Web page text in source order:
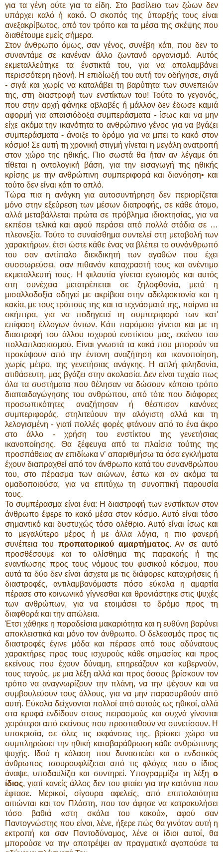
για τα γένη ούτε για τα είδη. Στο βασίλειο των ζώων δεν
υπάρχει καλό ή κακό. Ο σκοπός της ύπαρξής τους είναι
ανεξακρίβωτος, από τον τρόπο και τα μέσα της σκέψης που
διαθέτουμε εμείς σήμερα.
Στον άνθρωπο όμως, σαν γένος, συνέβη κάτι, που δεν το
συναντάμε σε κανέναν άλλο ζωντανό οργανισμό. Αυτός
εκμεταλλεύτηκε τα ένστικτά του, για να απολαμβάνει
περισσότερη ηδονή. Η επιδίωξή του αυτή τον οδήγησε, σιγά
- σιγά και χωρίς να καταλάβει τη βαρύτητα των συνεπειών
της, στη διαστροφή των ενστίκτων του! Τούτο το γεγονός,
που στην αρχή φάνηκε αβλαβές ή μάλλον δεν έδωσε καμιά
αφορμή για απαισιόδοξα συμπεράσματα - ίσως και να μην
είχε ακόμα την ικανότητα το ανθρώπινο γένος για να βγάζει
συμπεράσματα - άνοιξε το δρόμο για να μπει το κακό στον
κόσμο! Σε αυτή τη χρονική στιγμή γίνεται η μεγάλη ανατροπή
στον χώρο της ηθικής. Πιο σωστά θα ήταν αν λέγαμε ότι
τίθεται η οντολογική βάση, για την εισαγωγή της ηθικής
κρίσης με την ανθρώπινη συμπεριφορά και διανόηση• και
τούτο δεν είναι κάτι το απλό.
Τώρα πια η ανάγκη για αυτοσυντήρηση δεν περιορίζεται
μόνο στην εξεύρεση των μέσων διατροφής, σε κάθε άτομο,
αλλά μεταβάλλεται πρώτα σε πρόβλημα ιδιοκτησίας, για να
εκπέσει τελικά και αφού περάσει από πολλά στάδια σε …
πλεονεξία. Τούτο το συναίσθημα συντελεί στη μεταβολή των
χαρακτήρων, έτσι ώστε κάθε ένας να βλέπει το συνάνθρωπό
του σαν αντίπαλο διεκδικητή των αγαθών που έχει
συσσωρεύσει, σαν πιθανόν καταχραστή τους και ανέντιμο
εκμεταλλευτή τους. Η φιλαυτία γίνεται εγωισμός και αυτός
στη συνέχεια μετατρέπεται σε ζηλοφθονία, μετά η
μισαλλοδοξία οδηγεί με ακρίβεια στην αδελφοκτονία και η
κακία, με τους τρόπους της και τα τεχνάσματά της, παίρνει τα
σκήπτρα, για να ποδηγετεί τη συμπεριφορά των κατ'
επίφαση έλλογων όντων. Κάτι παρόμοιο γίνεται και με τη
διαστροφή του άλλου ισχυρού ενστίκτου μας, εκείνου του
πολλαπλασιασμού. Είναι γνωστά τα κακά που μπορούν να
προκύψουν από την έντονη αναζήτηση και ικανοποίηση,
χωρίς μέτρο, της γενετήσιας ανάγκης. Η απλή φιληδονία,
ατιθάσευτη, μας βγάζει στην ακολασία. Δεν είναι τυχαίο πως
όλα τα συστήματα που θέλησαν να δώσουν κάποιο τρόπο
διαπαιδαγώγησης του ανθρώπου, από τότε που διάφορες
προσωπικότητες αναζήτησαν ή θέσπισαν κανόνες
συμπεριφοράς, στηλιτεύουν την αλόγιστη αλλά και τη
λελογισμένη - γιατί πολλές φορές φτάνουν από το ένα άκρο
στο άλλο - χρήση του ενστίκτου της γενετήσιας
ικανοποίησης. Θα ξέφευγα από τα πλαίσια τούτης της
προσπάθειας αν επιδίωκα ν’ απαριθμήσω τα όσα εγκλήματα
έχουν διαπραχθεί από τον άνθρωπο κατά του συνανθρώπου
του, στο πέρασμα των αιώνων, έστω και αν ακόμα τα
ομαδοποιούσα, για να επιτύχω τη συνοπτική παρουσία
τους.
Το συμπέρασμα είναι ένα: Η διαστροφή των ενστίκτων στον
άνθρωπο έφερε το κακό μέσα στον κόσμο. Αυτό είναι τόσο
σημαντικό και δυστυχώς τόσο ολέθριο. Αυτό είναι ίσως και
το μεγαλύτερο μέρος ή με άλλα λόγια, η πιο φανερή
συνέπεια του προπατορικού αμαρτήματος. Αν σε αυτό
προσθέσουμε και το ολίσθημα της παρακοής ή της
εναντίωσης προς τους νόμους του φυσικού κόσμου, που
αυτά τα δύο δεν είναι άσχετα με τις διάφορες καταχρήσεις ή
διαστροφές, αντιλαμβανόμαστε πόσο εύκολα η αμαρτία
πέρασε στο κοινωνικό γίγνεσθαι και θρονιάστηκε στις ψυχές
των ανθρώπων, για να ετοιμάσει το δρόμο προς τη
διαφθορά και την απώλεια.
Έτσι χάθηκε η παραδείσια μακαριότητα και η ευθύνη βαρύνει
αποκλειστικά και μόνο τον άνθρωπο. Ο δελεασμός προς τις
διαστροφές έγινε μόδα και πέρασε από τους αδύνατους
χαρακτήρες προς τους ισχυρούς κάθε σημασίας και προς
εκείνους που έχουν δύναμη, επηρεάζουν και κυβερνούν,
τους ταγούς, με μια λέξη αλλά και προς όσους βρίσκουν τον
τρόπο να αναγνωρίζουν την πλάνη, να την ψέγουν και να
συμβουλεύουν τους άλλους, για να μην παρασυρθούν από
αυτή. Εύκολα δείχνονται πολλοί από αυτούς ως ηθικοί, αλλά
στα κρυφά ενδίδουν στους πειρασμούς και συχνά γίνονται
χειρότεροι από εκείνους που προσπαθούν να συνετίσουν. Η
υποκρισία, σε όλες τις εκφάνσεις της, βρίσκει χώρο να
συμπληρώσει την ηθική καταβαράθρωση κάθε ανθρώπινης
ψυχής. Ιδού η κόλαση που δυναστεύει και ο ενδοτικός
άνθρωπος τσουρουφλίζεται από τις φλόγες που ο ίδιος
άναψε, υποδαυλίζει και συντηρεί. Υπογραμμίζω τη λέξη ο
ίδιος, γιατί κανείς άλλος δεν του φταίει για την κατάντια που
έφτασε. Μερικοί, σίγουρα αφελείς, από επιπολαιότητα
αιτιώνται και τον Πλάστη, που τον άφησε να κατρακυλήσει
τόσο βαθιά «στη σκάλα του κακού», αφού σαν
Παντογνώστης που είναι, λένε, ήξερε πώς θα γινόταν αυτή η
εκτροπή και σαν Παντοδύναμος, λένε οι ίδιοι αυτοί, θα
μπορούσε να την αποτρέψει αν πραγματικά αγαπούσε τα